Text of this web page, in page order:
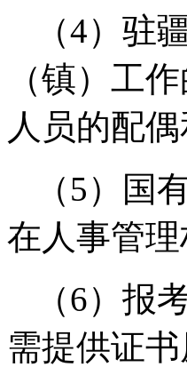
（4）驻
（镇）工
人员的配
（5）国
在人事管
（6）报
需提供证